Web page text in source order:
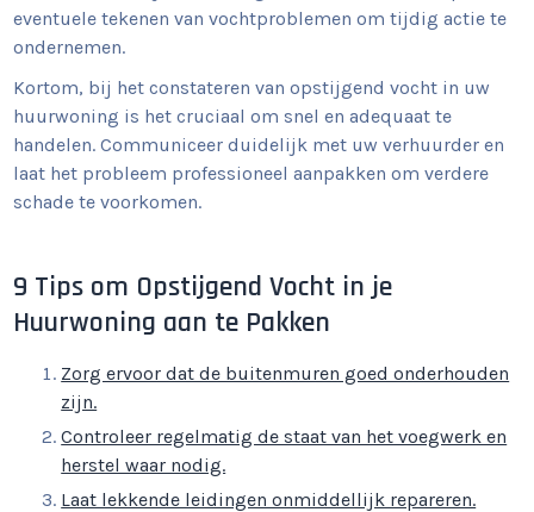
eventuele tekenen van vochtproblemen om tijdig actie te
ondernemen.
Kortom, bij het constateren van opstijgend vocht in uw
huurwoning is het cruciaal om snel en adequaat te
handelen. Communiceer duidelijk met uw verhuurder en
laat het probleem professioneel aanpakken om verdere
schade te voorkomen.
9 Tips om Opstijgend Vocht in je
Huurwoning aan te Pakken
Zorg ervoor dat de buitenmuren goed onderhouden
zijn.
Controleer regelmatig de staat van het voegwerk en
herstel waar nodig.
Laat lekkende leidingen onmiddellijk repareren.